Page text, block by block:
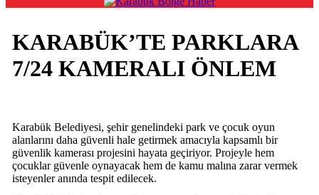
KARABÜK’TE PARKLARA
7/24 KAMERALI ÖNLEM
Karabük Belediyesi, şehir genelindeki park ve çocuk oyun
alanlarını daha güvenli hale getirmek amacıyla kapsamlı bir
güvenlik kamerası projesini hayata geçiriyor. Projeyle hem
çocuklar güvenle oynayacak hem de kamu malına zarar vermek
isteyenler anında tespit edilecek.